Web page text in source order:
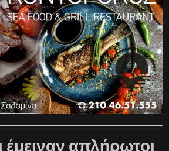
έμειναν απλήρωτοι